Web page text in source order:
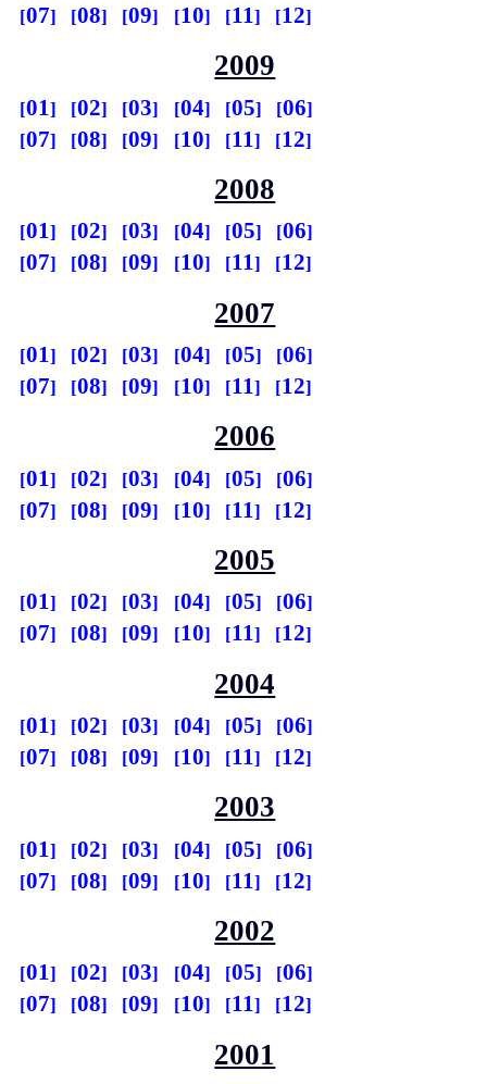
07
08 09 10 11 12
2009
01 02 03 04 05
06
07
08 09 10 11 12
2008
01 02 03 04 05
06
07
08 09 10 11 12
2007
01 02 03 04 05
06
07
08 09 10 11 12
2006
01 02 03 04 05
06
07
08 09 10 11 12
2005
01 02 03 04 05
06
07
08 09 10 11 12
2004
01 02 03 04 05
06
07
08 09 10 11 12
2003
01 02 03 04 05
06
07
08 09 10 11 12
2002
01 02 03 04 05
06
07
08 09 10 11 12
2001